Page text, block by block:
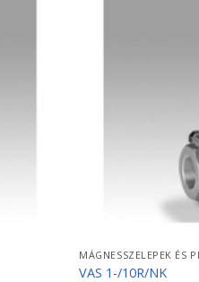
MÁGNESSZELEPEK ÉS
VAS 1-/10R/NK